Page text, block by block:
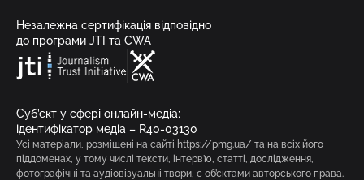
Незалежна сертифікація відповідно
до програми JTI та CWA
Суб’єкт у сфері онлайн-медіа;
ідентифікатор медіа – R40-03130
Усі матеріали, розміщені на сайті https://pmg.ua/ та на всіх його
піддоменах, у тому числі тексти, інтерв’ю, статті, дослідження,
фотографічні та аудіовізуальні твори, є об’єктами авторського права.